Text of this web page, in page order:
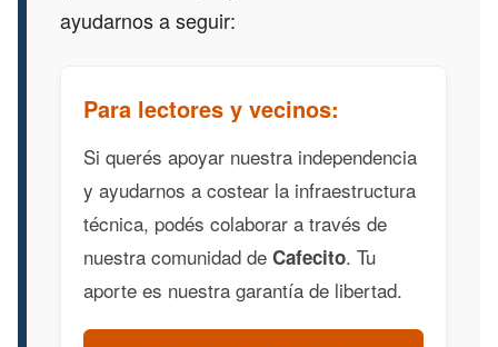
ayudarnos a seguir:
Para lectores y vecinos:
Si querés apoyar nuestra independencia
y ayudarnos a costear la infraestructura
técnica, podés colaborar a través de
nuestra comunidad de Cafecito. Tu
aporte es nuestra garantía de libertad.